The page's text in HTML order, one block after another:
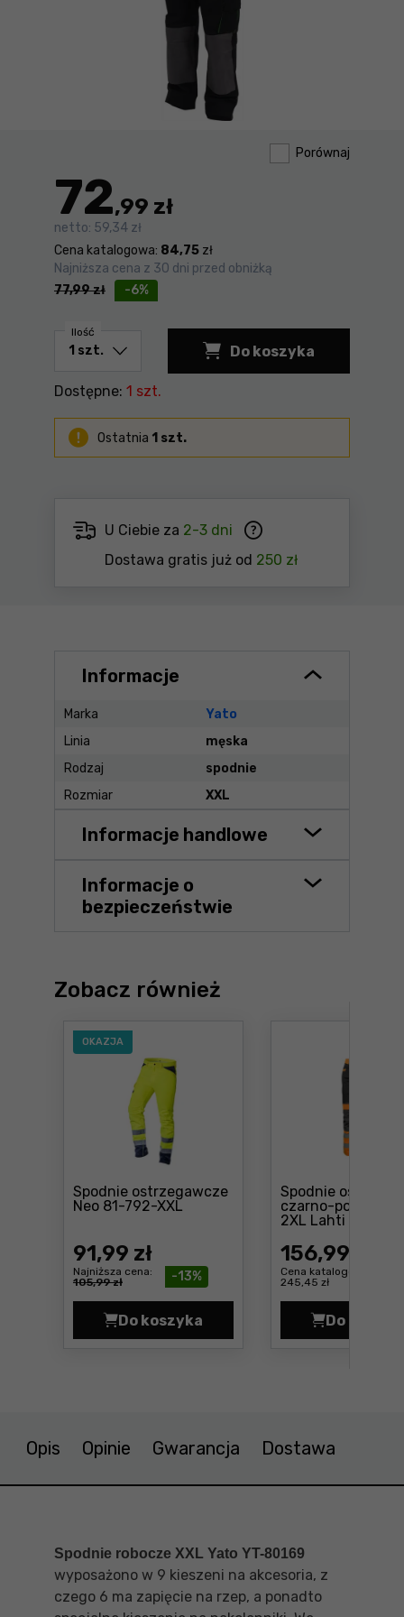
Porównaj
72,99 zł
netto: 59,34 zł
Cena katalogowa: 84,75 zł
-6%
Najniższa cena z 30 dni przed obniżką
77,99zł
Ilość
Do koszyka
Spodnie robocze
Dostępne: 1 szt.
Ostatnia 1 szt.
U Ciebie za 2-3 dni
Dostawa gratis już od 250 zł
Informacje
Marka
Yato
Linia
męska
Rodzaj
spodnie
Rozmiar
XXL
Informacje handlowe
Informacje o
bezpieczeństwie
Zobacz również
OKAZJA
Spodnie ostrzegawcze
Neo 81-792-XXL
91,99 zł
Najniższa cena:
105,99 zł
-13%
Do koszyka
Spodnie ostrzegawcze Neo 81-
Spodnie
czarno-
2XL Lahti Pro
156,99 zł
Cena katalogowa:
245,45 zł
Do
Opis Opinie Gwarancja Dostawa
Spodnie robocze XXL Yato YT-80169
wyposażono w 9 kieszeni na akcesoria, z
czego 6 ma zapięcie na rzep, a ponadto